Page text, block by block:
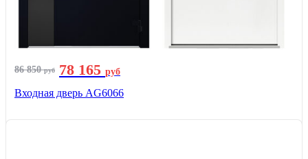
86 850руб 78 165 руб
Входная дверь AG6066